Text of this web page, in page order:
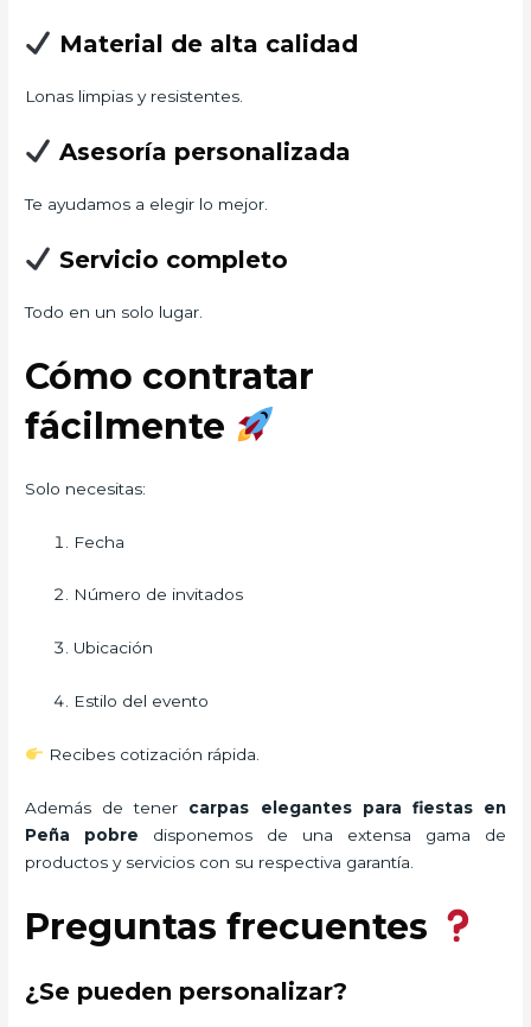
Material de alta calidad
Lonas limpias y resistentes.
Asesoría personalizada
Te ayudamos a elegir lo mejor.
Servicio completo
Todo en un solo lugar.
Cómo contratar
fácilmente
Solo necesitas:
Fecha
Número de invitados
Ubicación
Estilo del evento
Recibes cotización rápida.
Además de tener carpas elegantes para fiestas
en
Peña pobre disponemos de una extensa gama de
productos y servicios con su respectiva garantía.
Preguntas frecuentes
¿Se pueden personalizar?